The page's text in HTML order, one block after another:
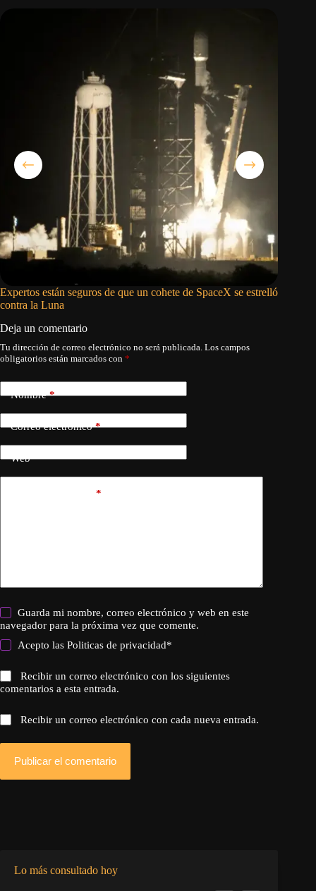
Expertos están seguros de que un cohete de SpaceX se estrelló
contra la Luna
Deja un comentario
Tu dirección de correo electrónico no será publicada. Los campos
obligatorios están marcados con *
Nombre*
Correo electrónico*
Web
*
Guarda mi nombre, correo electrónico y web en este
navegador para la próxima vez que comente.
Acepto lasPoliticas de privacidad*
Recibir un correo electrónico con los siguientes
comentarios a esta entrada.
Recibir un correo electrónico con cada nueva entrada.
Publicar el comentario
Lo más consultado hoy